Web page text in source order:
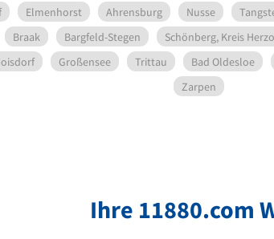
Elmenhorst Ahrensburg Nusse
Braak Bargfeld-Stegen Schönberg, Kreis
Großensee Trittau Bad Oldesloe
Zarpen
Ihre 11880.com